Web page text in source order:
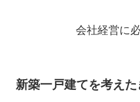
会社経営に
新築一戸建てを考え